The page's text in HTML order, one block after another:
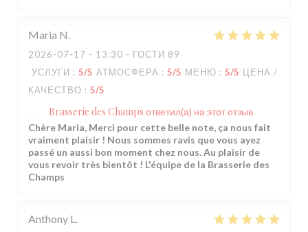
Maria N
2026-07-17 - 13:30 - ГОСТИ 89
УСЛУГИ : 5/5 АТМОСФЕРА : 5/5 МЕНЮ : 5/5 ЦЕНА /
КАЧЕСТВО : 5/5
Brasserie des Champs ответил(а) на этот отзыв
Chère Maria, Merci pour cette belle note, ça nous fait
vraiment plaisir ! Nous sommes ravis que vous ayez
passé un aussi bon moment chez nous. Au plaisir de
vous revoir très bientôt ! L'équipe de la Brasserie des
Champs
Anthony L